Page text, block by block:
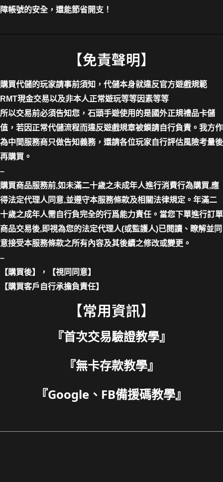
障帳號的安全，還能節省開支！
【免責聲明】
購買代儲的玩家請事前須知，代儲本身就違反官方遊戲規範
RMT現金交易以及非本人正常遊玩等等因素等等
所以交易前必須告知您，石頭手遊使用的是國外正規禮品卡儲
值，若因正常代儲流程而違反遊戲規章被鎖請自行負責。我方作
為中間服務商只做告知義務，還請各位玩家自行評估風險考量後
再購買。
–
購買商品服務前,如未滿二十歲之未成年人進行消費行為購買,應
得法定代理人同意,並遵守本服務條款及相關法律規定。年滿二
十歲之成年人需自行負完全的行爲能力責任。當您下單進行訂單
商品交易後,即視為您的法定代理人(或監護人)已閱讀、瞭解並同
意接受本服務條款之所有內容及其後續之修改或變更。
–
【購買後】，【視同同意】
【購買客戶自行承擔負責任】
【常用資訊】
『首次交易驗證教學』
『無卡存款教學』
『Google、FB備援碼教學』